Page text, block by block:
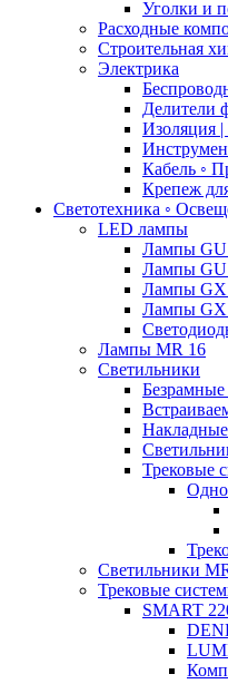
Уголки и
Расходные
Строительная
Электрика
Делители
Изоляция
Кабель ◦
Крепеж
Светотехника ◦
LED лампы
Лампы GU
Лампы GU
Лампы GX
Лампы GX
Лампы MR 16
Светильники
Безрамные
Трековые
Светильники
Трековые
SMART